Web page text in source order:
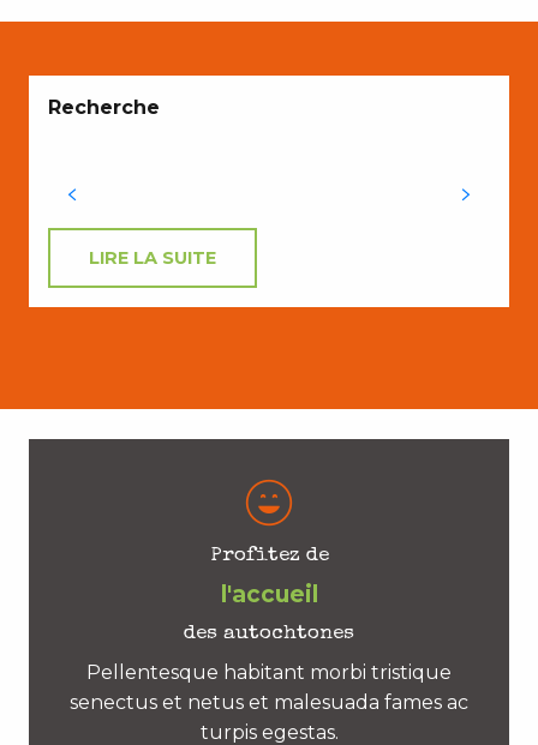
Recherche
LIRE LA SUITE
Profitez de
l'accueil
des autochtones
Pellentesque habitant morbi tristique
senectus et netus et malesuada fames ac
turpis egestas.